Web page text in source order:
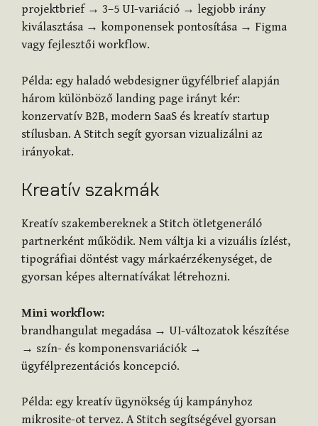
projektbrief → 3–5 UI-variáció → legjobb irány
kiválasztása → komponensek pontosítása → Figma
vagy fejlesztői workflow.
Példa: egy haladó webdesigner ügyfélbrief alapján
három különböző landing page irányt kér:
konzervatív B2B, modern SaaS és kreatív startup
stílusban. A Stitch segít gyorsan vizualizálni az
irányokat.
Kreatív szakmák
Kreatív szakembereknek a Stitch ötletgeneráló
partnerként működik. Nem váltja ki a vizuális ízlést,
tipográfiai döntést vagy márkaérzékenységet, de
gyorsan képes alternatívákat létrehozni.
Mini workflow:
brandhangulat megadása → UI-változatok készítése
→ szín- és komponensvariációk →
ügyfélprezentációs koncepció.
Példa: egy kreatív ügynökség új kampányhoz
mikrosite-ot tervez. A Stitch segítségével gyorsan